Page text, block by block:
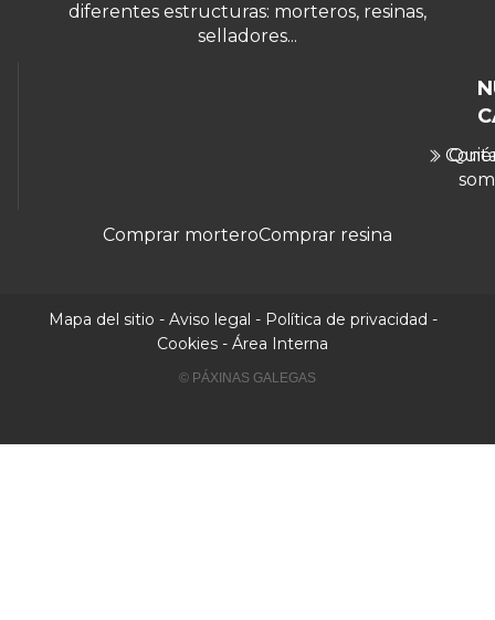
diferentes estructuras: morteros, resinas,
selladores...
Comprar morteroComprar resina
Mapa del sitio - Aviso legal - Política de privacidad -
Cookies -Área Interna
© PÁXINAS GALEGAS